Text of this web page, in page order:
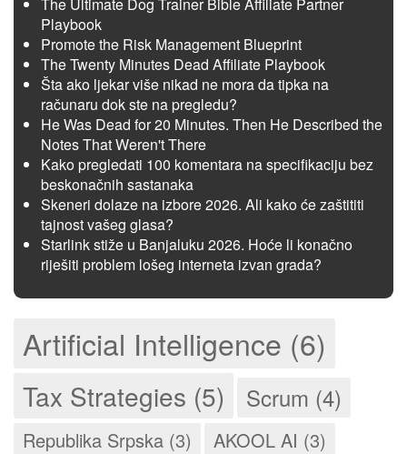
Playbook
Promote the Risk Management Blueprint
The Twenty Minutes Dead Affiliate Playbook
Šta ako ljekar više nikad ne mora da tipka na
računaru dok ste na pregledu?
He Was Dead for 20 Minutes. Then He Described the
Notes That Weren't There
Kako pregledati 100 komentara na specifikaciju bez
beskonačnih sastanaka
Skeneri dolaze na izbore 2026. Ali kako će zaštititi
tajnost vašeg glasa?
Starlink stiže u Banjaluku 2026. Hoće li konačno
riješiti problem lošeg interneta izvan grada?
Artificial Intelligence (6)
Tax Strategies (5) Scrum (4)
Republika Srpska (3) AKOOL AI (3)